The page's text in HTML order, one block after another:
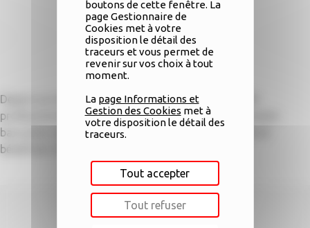
Télécharger
Depuis sa création, ce sont 4 000 particuliers et 400
professionnels qui, n’ayant pas accès aux financements
bancaires classiques, ont pu obtenir un microcrédit et
bénéficier d’un accompagnement dédié.
boutons de cette fenêtre. La
page Gestionnaire de
Cookies met à votre
disposition le détail des
traceurs et vous permet de
revenir sur vos choix à tout
moment.
La page Informations et
Gestion des Cookies met à
votre disposition le détail des
traceurs.
Tout accepter
Tout refuser